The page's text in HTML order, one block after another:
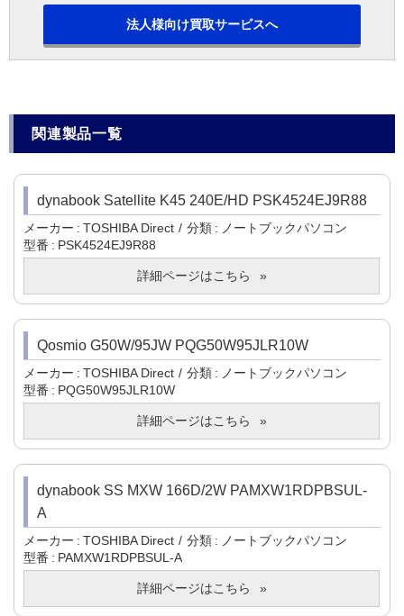
法人様向け買取サービスへ
関連製品一覧
dynabook Satellite K45 240E/HD PSK4524EJ9R88
メーカー TOSHIBA Direct 分類
ノートブックパソコン
型番
PSK4524EJ9R88
詳細ページはこちら
Qosmio G50W/95JW PQG50W95JLR10W
メーカー TOSHIBA Direct 分類
ノートブックパソコン
型番
PQG50W95JLR10W
詳細ページはこちら
dynabook SS MXW 166D/2W PAMXW1RDPBSUL-
A
メーカー TOSHIBA Direct 分類
ノートブックパソコン
型番
PAMXW1RDPBSUL-A
詳細ページはこちら